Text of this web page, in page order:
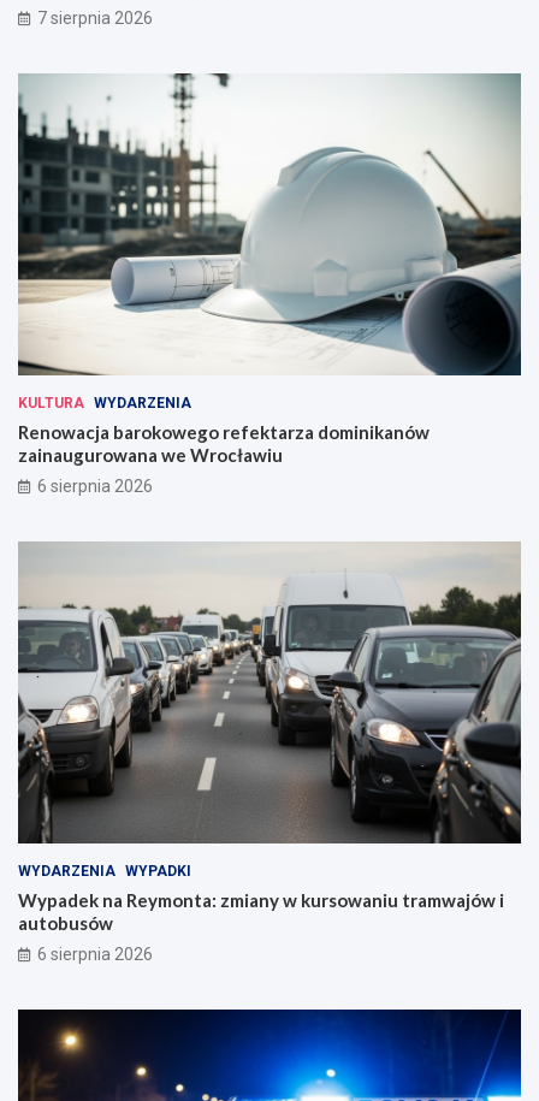
7 sierpnia 2026
KULTURA WYDARZENIA
Renowacja barokowego refektarza dominikanów
zainaugurowana we Wrocławiu
6 sierpnia 2026
WYDARZENIA WYPADKI
Wypadek na Reymonta: zmiany w kursowaniu tramwajów i
autobusów
6 sierpnia 2026